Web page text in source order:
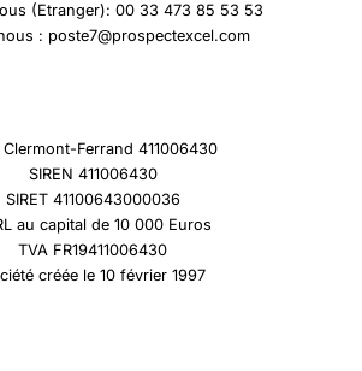
(Etranger): 00 33 473 85 53 53
: poste7@prospectexcel.com
Clermont-Ferrand 411006430
SIREN 411006430
SIRET 41100643000036
au capital de 10 000 Euros
TVA FR19411006430
créée le 10 février 1997